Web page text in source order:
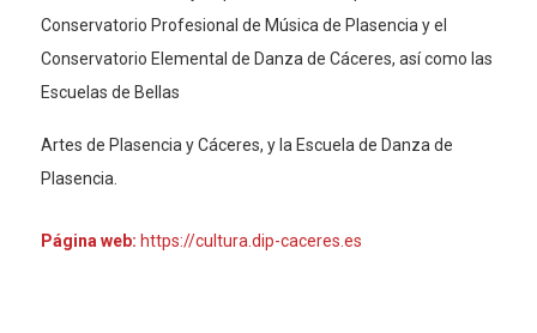
Conservatorio Profesional de Música de Plasencia y el
Conservatorio Elemental de Danza de Cáceres, así como las
Escuelas de Bellas
Artes de Plasencia y Cáceres, y la Escuela de Danza de
Plasencia.
Página web: https://cultura.dip-caceres.es